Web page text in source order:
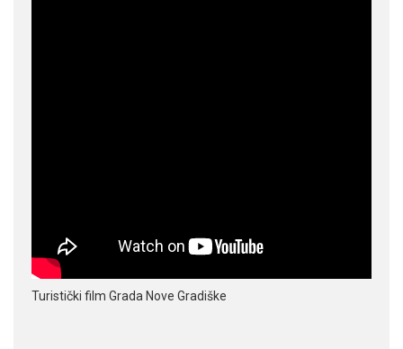
Turistički film Grada Nove Gradiške